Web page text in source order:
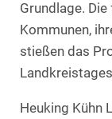
Grundlage.
Kommunen,
stießen das
Heuking Kühn